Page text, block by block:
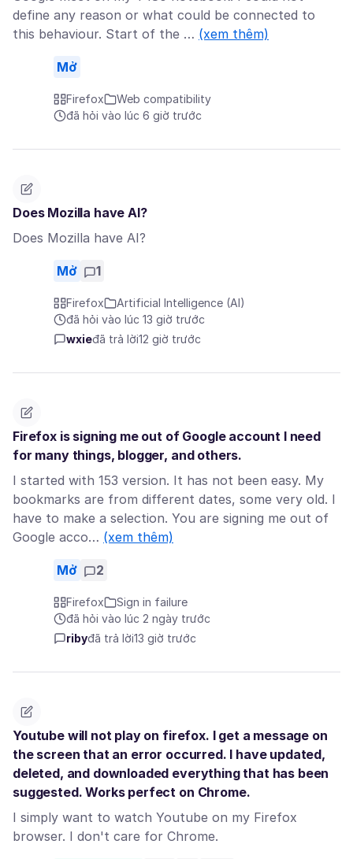
define any reason or what could be connected to
this behaviour. Start of the … (xem thêm)
Mở
Firefox
Web compatibility
đã hỏi vào lúc 6 giờ trước
Does Mozilla have AI?
Does Mozilla have AI?
Mở 1
Firefox
Artificial Intelligence (AI)
đã hỏi vào lúc 13 giờ trước
wxieđã trả lời12 giờ trước
Firefox is signing me out of Google account I need
for many things, blogger, and others.
I started with 153 version. It has not been easy. My
bookmarks are from different dates, some very old. I
have to make a selection. You are signing me out of
Google acco… (xem thêm)
Mở 2
Firefox
Sign in failure
đã hỏi vào lúc 2 ngày trước
ribyđã trả lời13 giờ trước
Youtube will not play on firefox. I get a message on
the screen that an error occurred. I have updated,
deleted, and downloaded everything that has been
suggested. Works perfect on Chrome.
I simply want to watch Youtube on my Firefox
browser. I don't care for Chrome.